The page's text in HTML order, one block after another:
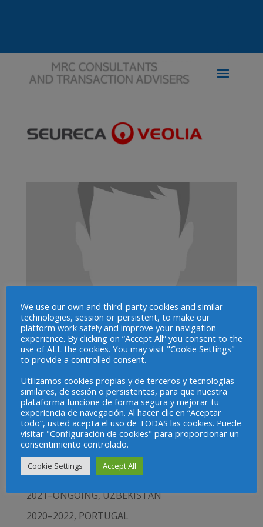
Arnaldo Orlandini
Projects
2023-ONGOING, EUROPEAN UNION
2023-ONGOING, LATIN AMERICA AND THE
CARIBBEAN
2023-ONGOING, ECUADOR
2023-ONGOING, JAMAICA
2022-ONGOING, MEXICO
2021–ONGOING, MOZAMBIQUE
2021–ONGOING, UZBEKISTAN
2020–2022, PORTUGAL
We use our own and third-party cookies and similar
technologies, session or persistent, to make our
platform work safely and improve your navigation
experience. By clicking on “Accept All” you consent to the
use of ALL the cookies. You may visit "Cookie Settings"
to provide a controlled consent.
Utilizamos cookies propias y de terceros y tecnologías
similares, de sesión o persistentes, para que nuestra
plataforma funcione de forma segura y mejorar tu
experiencia de navegación. Al hacer clic en “Aceptar
todo”, usted acepta el uso de TODAS las cookies. Puede
visitar "Configuración de cookies" para proporcionar un
consentimiento controlado.
Cookie Settings Accept All